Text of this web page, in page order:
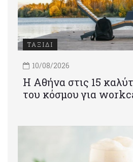
ΤΑΞΙΔΙ
10/08/2026
Η Αθήνα στις 15
του κόσμου για